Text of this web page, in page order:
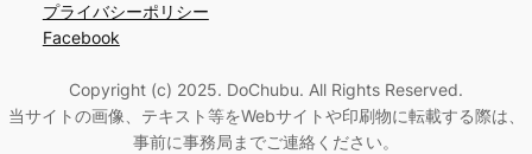
プライバシーポリシー
Facebook
Copyright (c) 2025. DoChubu. All Rights Reserved.
当サイトの画像、テキスト等をWebサイトや印刷物に転載する際は、
事前に事務局までご連絡ください。